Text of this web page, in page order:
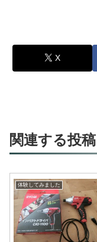
X
関連する投稿
体験してみました